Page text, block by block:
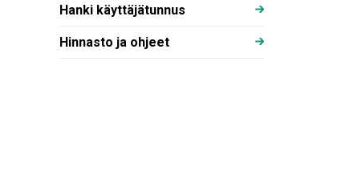
Hanki käyttäjätunnus
Hinnasto ja ohjeet